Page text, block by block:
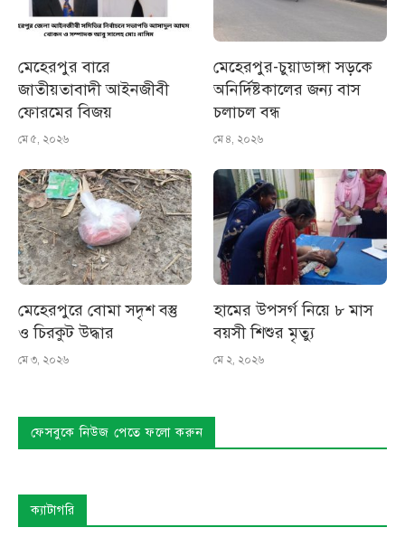
মেহেরপুর বারে
জাতীয়তাবাদী আইনজীবী
ফোরমের বিজয়
মে ৫, ২০২৬
মেহেরপুর-চুয়াডাঙ্গা সড়কে
অনির্দিষ্টকালের জন্য বাস
চলাচল বন্ধ
মে ৪, ২০২৬
মেহেরপুরে বোমা সদৃশ বস্তু
ও চিরকুট উদ্ধার
মে ৩, ২০২৬
হামের উপসর্গ নিয়ে ৮ মাস
বয়সী শিশুর মৃত্যু
মে ২, ২০২৬
ফেসবুকে নিউজ পেতে ফলো করুন
ক্যাটাগরি